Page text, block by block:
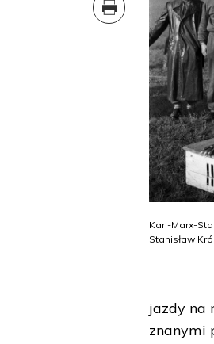
Karl-Marx-
Stanisław
jazdy na
znanymi